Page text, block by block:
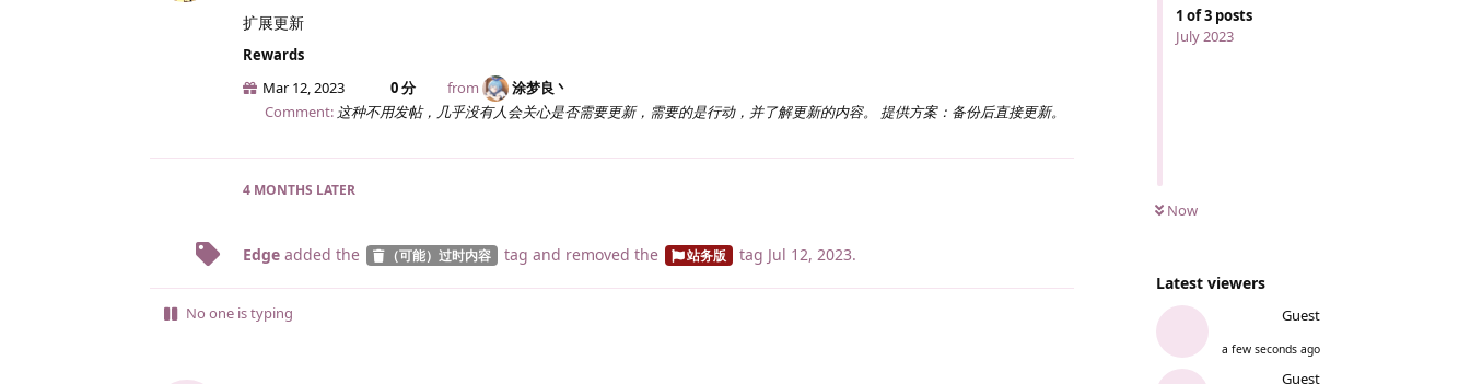
1 of3 posts
July 2023
Now
Latest viewers
Guest
a few seconds ago
Guest
扩展更新
Rewards
Mar 12, 2023
0 分 from
涂梦良丶
Comment: 这种不用发帖，几乎没有人会关心是否需要更新，需要的是行动，并了解更新的内容。 提供方案：备份后直接更新。
4 MONTHS LATER
Edge added the （可能）过时内容 tag and removed the 站务版 tag Jul 12, 2023.
No one is typing